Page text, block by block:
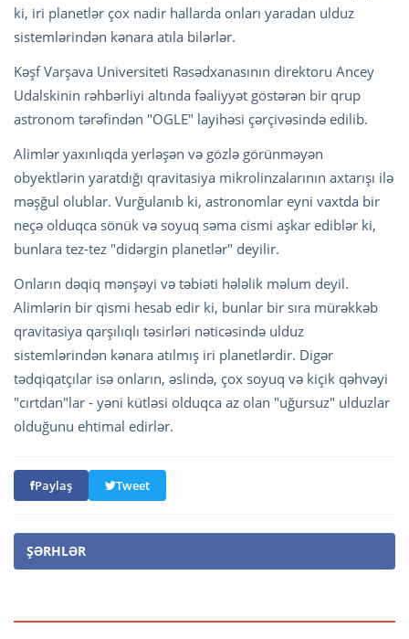
ki, iri planetlər çox nadir hallarda onları yaradan ulduz
sistemlərindən kənara atıla bilərlər.
Kəşf Varşava Universiteti Rəsədxanasının direktoru Ancey
Udalskinin rəhbərliyi altında fəaliyyət göstərən bir qrup
astronom tərəfindən "OGLE" layihəsi çərçivəsində edilib.
Alimlər yaxınlıqda yerləşən və gözlə görünməyən
obyektlərin yaratdığı qravitasiya mikrolinzalarının axtarışı ilə
məşğul olublar. Vurğulanıb ki, astronomlar eyni vaxtda bir
neçə olduqca sönük və soyuq səma cismi aşkar ediblər ki,
bunlara tez-tez "didərgin planetlər" deyilir.
Onların dəqiq mənşəyi və təbiəti hələlik məlum deyil.
Alimlərin bir qismi hesab edir ki, bunlar bir sıra mürəkkəb
qravitasiya qarşılıqlı təsirləri nəticəsində ulduz
sistemlərindən kənara atılmış iri planetlərdir. Digər
tədqiqatçılar isə onların, əslində, çox soyuq və kiçik qəhvəyi
"cırtdan"lar - yəni kütləsi olduqca az olan "uğursuz" ulduzlar
olduğunu ehtimal edirlər.
Paylaş Tweet
ŞƏRHLƏR